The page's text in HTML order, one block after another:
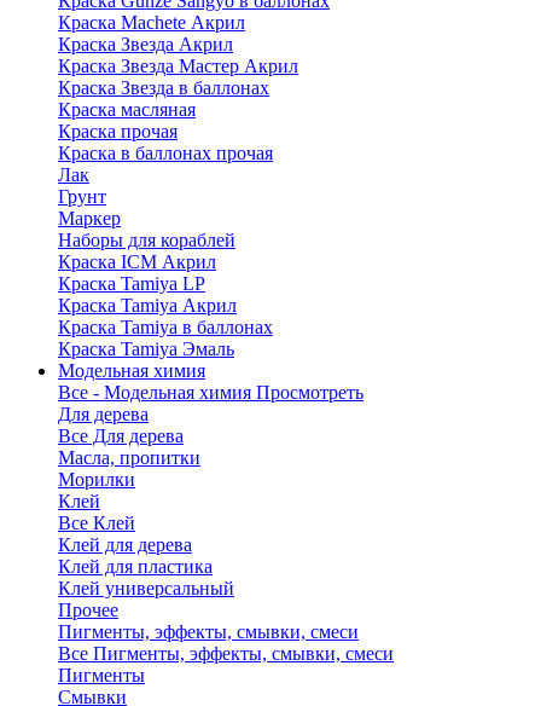
Краска Machete Акрил
Краска Звезда Акрил
Краска Звезда Мастер Акрил
Краска Звезда в баллонах
Краска масляная
Краска прочая
Краска в баллонах прочая
Лак
Грунт
Маркер
Наборы для кораблей
Краска ICM Акрил
Краска Tamiya LP
Краска Tamiya Акрил
Краска Tamiya в баллонах
Краска Tamiya Эмаль
Модельная химия
Все - Модельная химия Просмотреть
Для дерева
Все Для дерева
Масла, пропитки
Морилки
Клей
Все Клей
Клей для дерева
Клей для пластика
Клей универсальный
Прочее
Пигменты, эффекты, смывки, смеси
Все Пигменты, эффекты, смывки, смеси
Пигменты
Смывки